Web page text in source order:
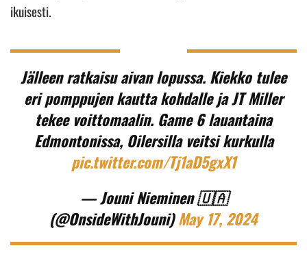
ikuisesti.
Jälleen ratkaisu aivan lopussa. Kiekko tulee
eri pomppujen kautta kohdalle ja JT Miller
tekee voittomaalin. Game 6 lauantaina
Edmontonissa, Oilersilla veitsi kurkulla
pic.twitter.com/Tj1aD5gxX1
— Jouni Nieminen 🇺🇦
(@OnsideWithJouni)May 17, 2024